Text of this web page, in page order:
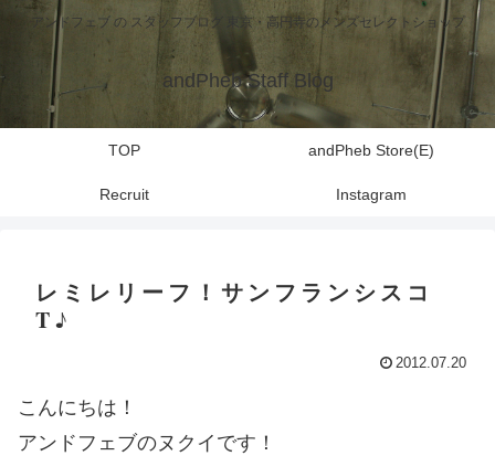
アンドフェブ の スタッフブログ 東京・高円寺のメンズセレクトショップ
andPheb Staff Blog
TOP andPheb Store(E)
Recruit Instagram
レミレリーフ！サンフランシスコ
T♪
2012.07.20
こんにちは！
アンドフェブのヌクイです！